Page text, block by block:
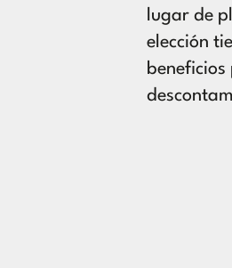
lugar de
elección